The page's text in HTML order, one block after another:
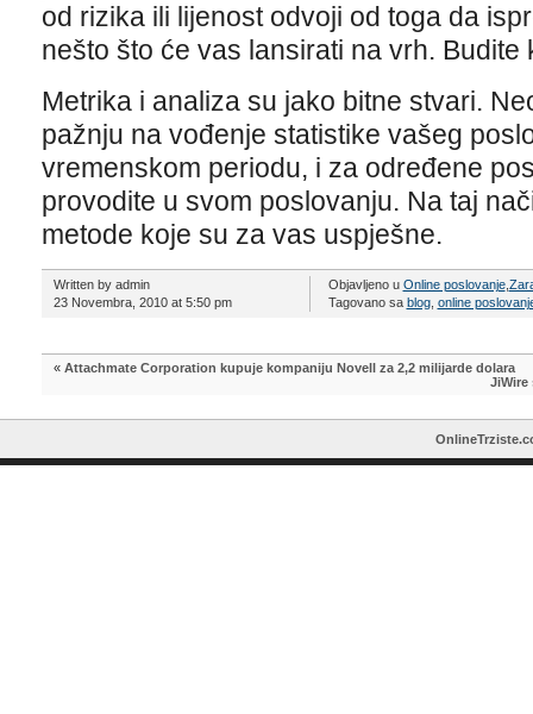
od rizika ili lijenost odvoji od toga da
nešto što će vas lansirati na vrh. Budite
Metrika i analiza su jako bitne stvari.
pažnju na vođenje statistike vašeg
vremenskom periodu, i za određene
provodite u svom poslovanju. Na taj
metode koje su za vas uspješne.
Written by admin
23 Novembra, 2010 at 5:50 pm
Objavljeno u Online poslovanje,
Tagovano sa blog, online
« Attachmate Corporation kupuje kompaniju Novell za 2,2 milijarde dolara
JiWire